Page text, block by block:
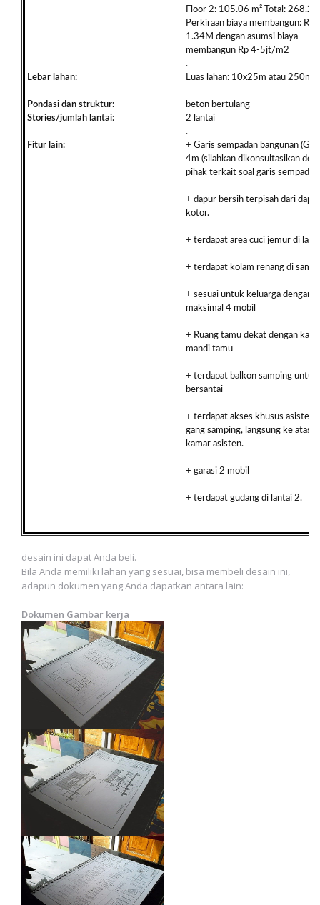
Floor 2: 105.06 m² Total:
Perkiraan biaya membangun: Rp
1.34M dengan asumsi biaya
membangun Rp 4-5jt/m2
.
Lebar lahan:
Luas lahan: 10x25m atau 250m2
Pondasi dan struktur:
beton bertulang
Stories/jumlah lantai:
2 lantai
.
Fitur lain:
+ Garis sempadan bangunan
4m (silahkan dikonsultasikan
pihak terkait soal garis sempadan
+ dapur bersih terpisah dari dapur
kotor.
+ terdapat area cuci jemur di
+ terdapat kolam renang di
+ sesuai untuk keluarga dengan
maksimal 4 mobil
+ Ruang tamu dekat dengan
mandi tamu
+ terdapat balkon samping untuk
bersantai
+ terdapat akses khusus asisten,
gang samping, langsung ke atas
kamar asisten.
+ garasi 2 mobil
+ terdapat gudang di lantai 2.
desain ini dapat Anda beli.
Bila Anda memiliki lahan yang sesuai, bisa membeli desain ini,
adapun dokumen yang Anda dapatkan antara lain:
Dokumen Gambar kerja